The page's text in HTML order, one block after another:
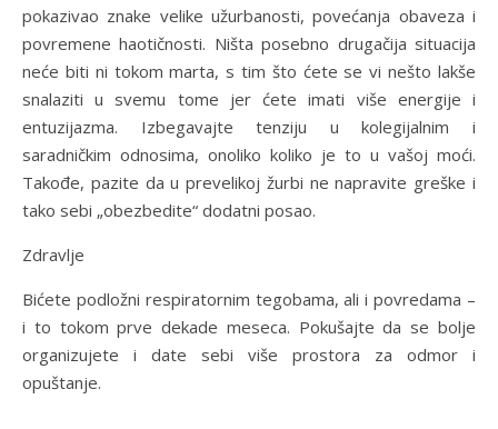
pokazivao znake velike užurbanosti, povećanja obaveza i
povremene haotičnosti. Ništa posebno drugačija situacija
neće biti ni tokom marta, s tim što ćete se vi nešto lakše
snalaziti u svemu tome jer ćete imati više energije i
entuzijazma. Izbegavajte tenziju u kolegijalnim i
saradničkim odnosima, onoliko koliko je to u vašoj moći.
Takođe, pazite da u prevelikoj žurbi ne napravite greške i
tako sebi „obezbedite“ dodatni posao.
Zdravlje
Bićete podložni respiratornim tegobama, ali i povredama –
i to tokom prve dekade meseca. Pokušajte da se bolje
organizujete i date sebi više prostora za odmor i
opuštanje.